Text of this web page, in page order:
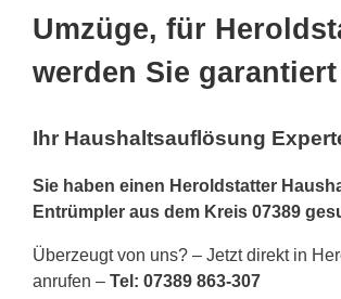
Umzüge, für
werden Sie
Ihr Haushaltsauflösung
Sie haben einen Heroldstatter
Entrümpler aus dem Kreis 07389
Überzeugt von uns? – Jetzt direkt in
anrufen – Tel: 07389 863-307